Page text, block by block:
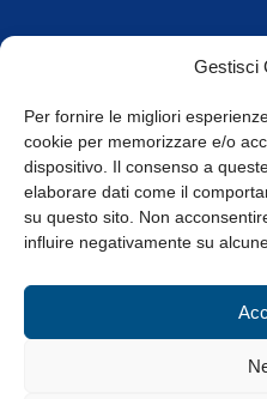
Gestisci
Per fornire le migliori
cookie per memorizzare e/o
dispositivo. Il consenso a
elaborare dati come il
su questo sito. Non
influire negativamente su
Orari di
8.30-13.00
© Tutti i
Privacy Policy e